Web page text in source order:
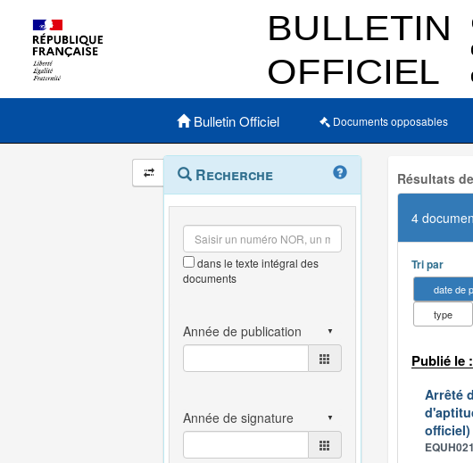
Menu principal
Bulletin Officiel Documents opposables
Navigation
et
outils
annexes
Menu
contextuel
Recherche
dans le texte intégral des
documents
Résultats
4
Tri par
date de
type
Publié le
Arrêté
officiel)